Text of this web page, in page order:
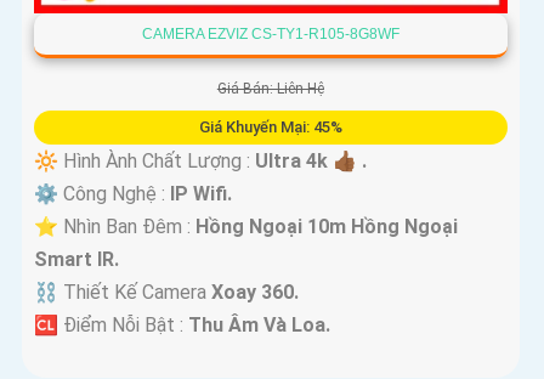
CAMERA EZVIZ CS-TY1-R105-8G8WF
Giá Bán: Liên Hệ
Giá Khuyến Mại: 45%
🔆 Hình Ành Chất Lượng : Ultra 4k 👍🏾 .
⚙ Công Nghệ : IP Wifi.
⭐ Nhìn Ban Đêm : Hồng Ngoại 10m Hồng Ngoại
Smart IR.
⛓ Thiết Kế Camera Xoay 360.
️🆑 Điểm Nỗi Bật : Thu Âm Và Loa.